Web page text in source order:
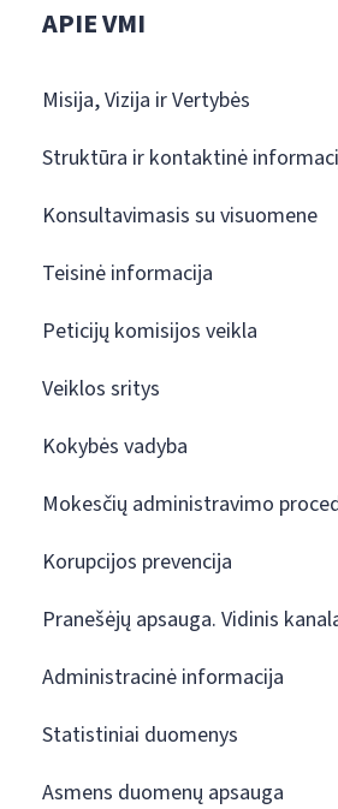
APIE VMI
Misija, Vizija ir Vertybės
Struktūra ir kontaktinė
Konsultavimasis su visuomene
Teisinė informacija
Peticijų komisijos veikla
Veiklos sritys
Kokybės vadyba
Mokesčių administravimo
Korupcijos prevencija
Pranešėjų apsauga. Vidinis
Administracinė informacija
Statistiniai duomenys
Asmens duomenų apsauga